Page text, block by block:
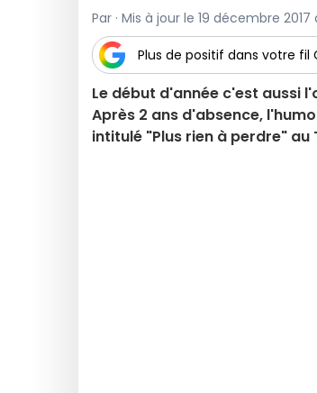
Par · Mis à jour le 19 décembre 2017
Plus de positif dans votre fil
Le début d'année c'est aussi
Après 2 ans d'absence,
intitulé "Plus rien à perdre" au